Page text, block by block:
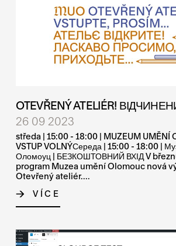
OTEVŘENÝ ATELIÉR!
26 09 2023
středa | 15:00 - 18:00 | MUZEUM UMĚNÍ
VSTUP VOLNÝСереда | 15:00 - 18:00 |
Оломоуц | БЕЗКОШТОВНИЙ ВХІД V
program Muzea umění Olomouc nová
Otevřený ateliér....
VÍCE